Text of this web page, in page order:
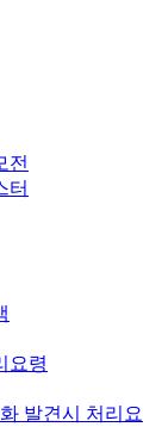
전
터
요령
발견시 처리요